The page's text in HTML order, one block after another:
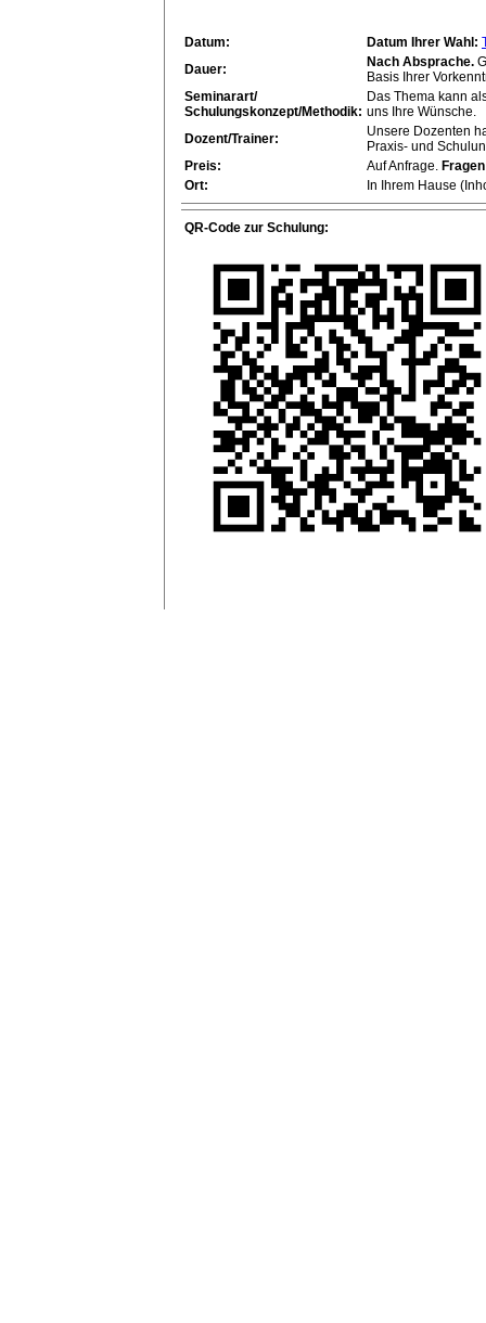
Datum: Datum Ihrer Wahl:
Dauer:
Nach Absprache.
Basis Ihrer
Seminarart/
Schulungskonzept/Methodik:
Das Thema kann
uns Ihre Wünsche.
Dozent/Trainer:
Unsere Dozenten
Praxis- und
Preis:
Auf Anfrage.
Ort:
In Ihrem Hause
QR-Code zur Schulung: